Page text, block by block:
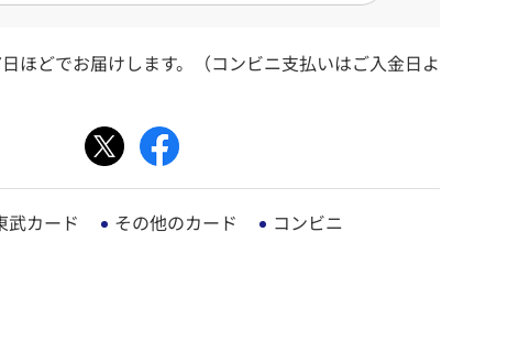
ほどでお届けします。（コンビニ支払いはご入金日よ
武カード その他のカード コンビニ